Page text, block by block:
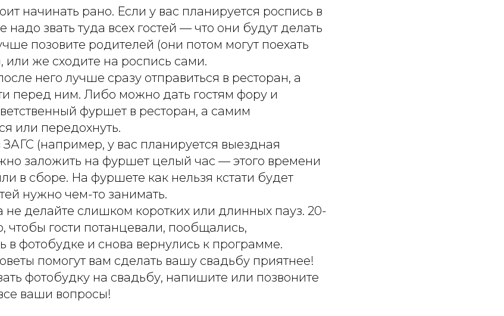
начинать рано. Если у вас планируется роспись в
надо звать туда всех гостей — что они будут делать
позовите родителей (они потом могут поехать
или же сходите на роспись сами.
него лучше сразу отправиться в ресторан, а
перед ним. Либо можно дать гостям фору и
фуршет в ресторан, а самим
или передохнуть.
ЗАГС (например, у вас планируется выездная
заложить на фуршет целый час — этого времени
в сборе. На фуршете как нельзя кстати будет
нужно чем-то занимать.
делайте слишком коротких или длинных пауз. 20-
чтобы гости потанцевали, пообщались,
в фотобудке и снова вернулись к программе.
помогут вам сделать вашу свадьбу приятнее!
фотобудку на свадьбу, напишите или позвоните
ваши вопросы!